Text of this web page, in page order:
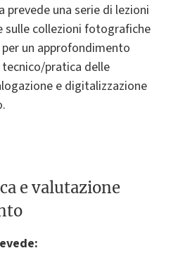
una serie di lezioni
sulle collezioni fotografiche
un approfondimento
pratica delle
e digitalizzazione
e valutazione